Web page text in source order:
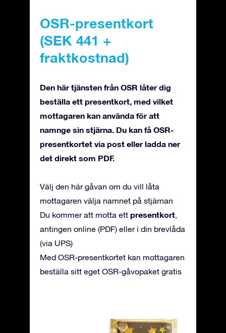
OSR-presentkort
(SEK 441 +
fraktkostnad)
Den här tjänsten från OSR låter dig
beställa ett presentkort, med vilket
mottagaren kan använda för att
namnge sin stjärna. Du kan få OSR-
presentkortet via post eller ladda ner
det direkt som PDF.
Välj den här gåvan om du vill låta
mottagaren välja namnet på stjärnan
Du kommer att motta ett presentkort,
antingen online (PDF) eller i din brevlåda
(via UPS)
Med OSR-presentkortet kan mottagaren
beställa sitt eget OSR-gåvopaket gratis